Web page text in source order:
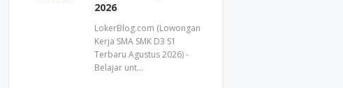
2026
LokerBlog.com (Lowongan
Kerja SMA SMK D3 S1
Terbaru Agustus 2026) -
Belajar unt…